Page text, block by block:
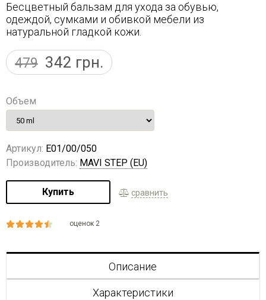
Бесцветный бальзам для ухода за обувью,
одеждой, сумками и обивкой мебели из
натуральной гладкой кожи.
479 342 грн.
Объем
Артикул: E01/00/050
Производитель: MAVI STEP (EU)
Купить сравнить
оценок 2
Описание
Характеристики